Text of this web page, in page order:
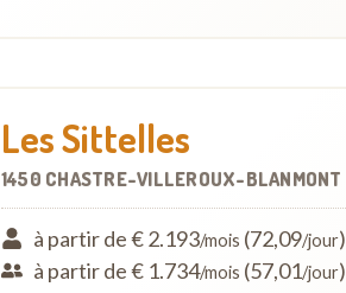
Les Sittelles
1450 CHASTRE-VILLEROUX-BLANMONT
à partir de € 2.193/mois (72,09/jour)
à partir de € 1.734/mois (57,01/jour)